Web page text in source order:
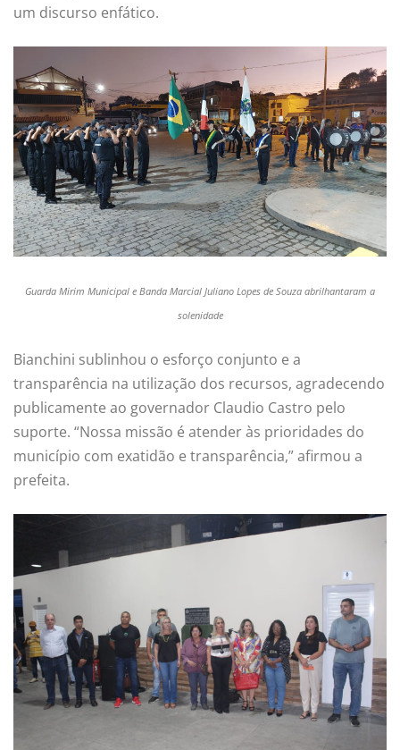
um discurso enfático.
Guarda Mirim Municipal e Banda Marcial Juliano Lopes de Souza abrilhantaram a
solenidade
Bianchini sublinhou o esforço conjunto e a
transparência na utilização dos recursos, agradecendo
publicamente ao governador Claudio Castro pelo
suporte. “Nossa missão é atender às prioridades do
município com exatidão e transparência,” afirmou a
prefeita.